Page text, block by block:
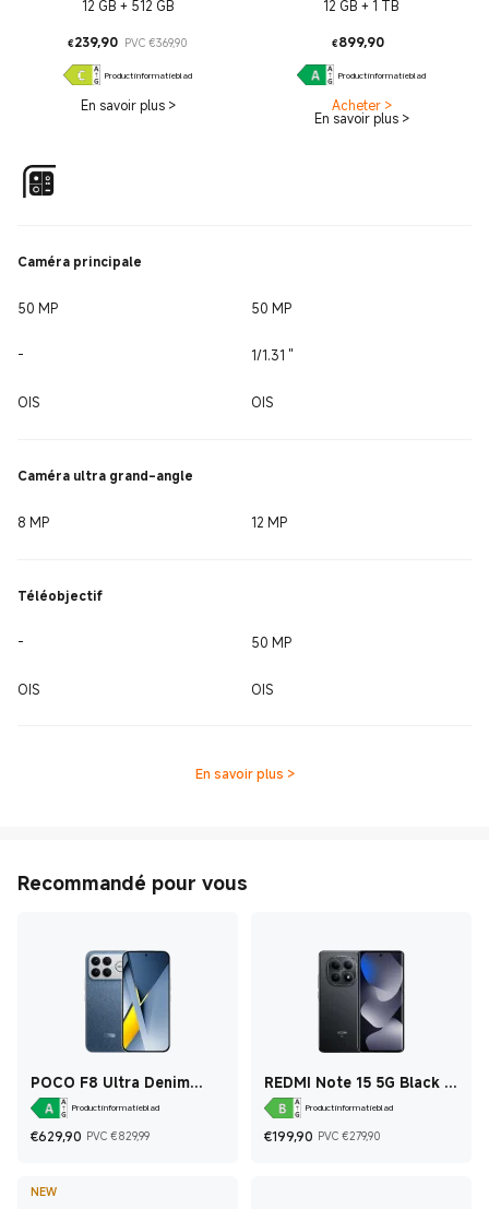
12 GB + 512 GB
€239,90 Current Price €239.9
PVC €369,90 Marketing price €369,90
Productinformatieblad
En savoir plus>
12 GB + 1 TB
€899,90
Productinformatieblad
Acheter>
En savoir plus>
Caméra principale
50 MP 50 MP
- 1/1.31 ''
OIS OIS
Caméra ultra grand-angle
8 MP 12 MP
Téléobjectif
- 50 MP
OIS OIS
En savoir plus >
Recommandé pour vous
POCO F8 Ultra Denim
Blue 12 GB + 256 GB
Productinformatieblad
€629,90 Current Price €629,90
PVC €829,99Marketing price €829,99
REDMI Note 15 5G Black 6
GB + 128 GBProductinformatieblad
€199,90 Current Price
PVC €279,90
NEW